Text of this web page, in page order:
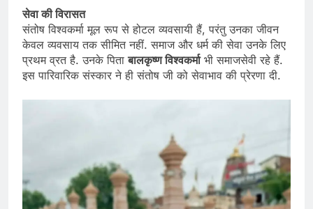
सेवा की विरासत
संतोष विश्वकर्मा मूल रूप से होटल व्यवसायी हैं, परंतु उनका जीवन
केवल व्यवसाय तक सीमित नहीं. समाज और धर्म की सेवा उनके लिए
प्रथम व्रत है. उनके पिताबालकृष्ण विश्वकर्माभी समाजसेवी रहे हैं.
इस पारिवारिक संस्कार ने ही संतोष जी को सेवाभाव की प्रेरणा दी.